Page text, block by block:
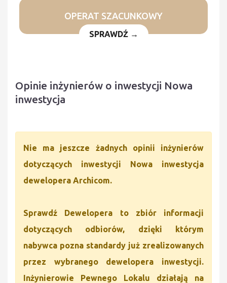
OPERAT SZACUNKOWY
SPRAWDŹ →
Opinie inżynierów o inwestycji Nowa
inwestycja
Nie ma jeszcze żadnych opinii inżynierów
dotyczących inwestycji Nowa inwestycja
dewelopera Archicom.
Sprawdź Dewelopera to zbiór informacji
dotyczących odbiorów, dzięki którym
nabywca pozna standardy już zrealizowanych
przez wybranego dewelopera inwestycji.
Inżynierowie Pewnego Lokalu działają na